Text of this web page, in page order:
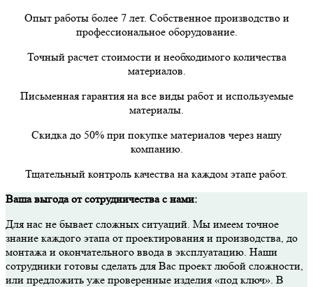
Опыт работы более 7 лет. Собственное производство и
профессиональное оборудование.
Точный расчет стоимости и необходимого количества
материалов.
Письменная гарантия на все виды работ и используемые
материалы.
Скидка до 50% при покупке материалов через нашу
компанию.
Тщательный контроль качества на каждом этапе работ.
Ваша выгода от сотрудничества с нами:
Для нас не бывает сложных ситуаций. Мы имеем точное
знание каждого этапа от проектирования и производства, до
монтажа и окончательного ввода в эксплуатацию. Наши
сотрудники готовы сделать для Вас проект любой сложности,
или предложить уже проверенные изделия «под ключ». В